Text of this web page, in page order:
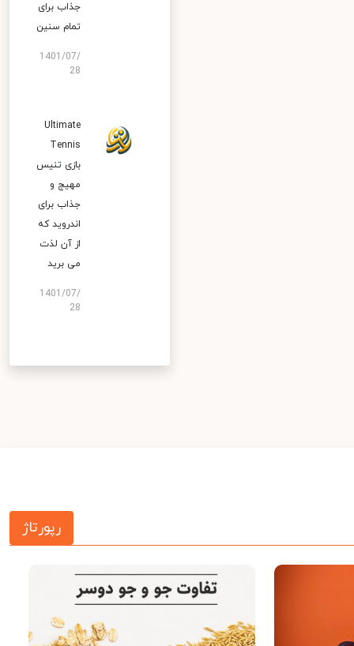
جذاب برای
تمام سنین
1401/07/
28
Ultimate
Tennis
بازی تنیس
مهیج و
جذاب برای
اندروید که
از آن لذت
می برید
1401/07/
28
رپورتاژ